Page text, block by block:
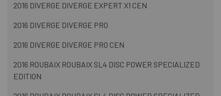
2016 DIVERGE DIVERGE EXPERT X1 CEN
2016 DIVERGE DIVERGE PRO
2016 DIVERGE DIVERGE PRO CEN
2016 ROUBAIX ROUBAIX SL4 DISC POWER SPECIALIZED
EDITION